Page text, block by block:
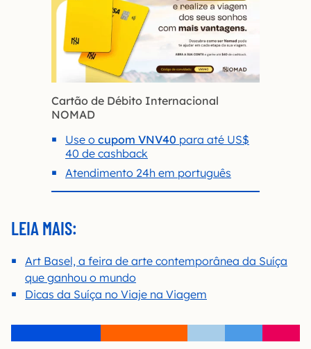
Cartão de Débito Internacional
NOMAD
Use o cupom VNV40 para até US$
40 de cashback
Atendimento 24h em português
LEIA MAIS:
Art Basel, a feira de arte contemporânea da Suíça
que ganhou o mundo
Dicas da Suíça no Viaje na Viagem